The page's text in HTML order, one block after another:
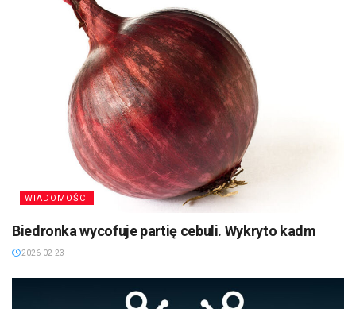
WIADOMOŚCI
Biedronka wycofuje partię cebuli. Wykryto kadm
2026-02-23